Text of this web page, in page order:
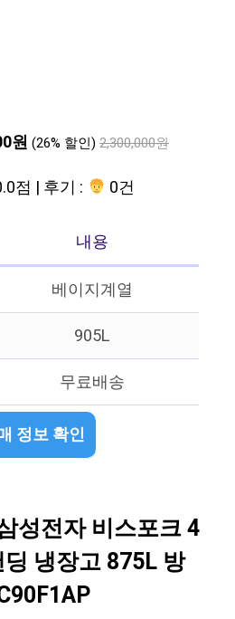
원 (26% 할인) 2,300,000원
점 | 후기 : 0건
내용
베이지계열
905L
무료배송
정보 확인
성전자 비스포크 4
냉장고 875L 방